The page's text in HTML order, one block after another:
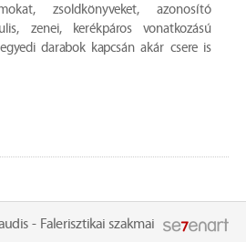
zsoldkönyveket, azonosító
zenei, kerékpáros vonatkozású
darabok kapcsán akár csere is
- Falerisztikai szakmai